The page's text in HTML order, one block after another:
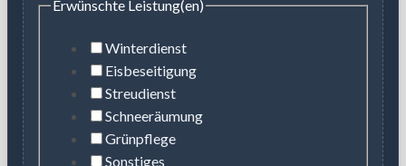
Erwünschte Leistung(en)
Winterdienst
Eisbeseitigung
Streudienst
Schneeräumung
Grünpflege
Sonstiges